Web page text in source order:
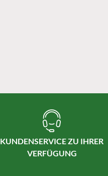
KUNDENSERVICE ZU IHRER
VERFÜGUNG